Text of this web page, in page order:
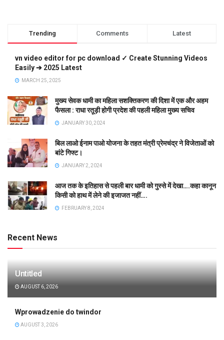
Trending Comments Latest
vn video editor for pc download ✓ Create Stunning Videos
Easily ➔ 2025 Latest
MARCH 25, 2025
मुख्य सेवक धामी का महिला सशक्तिकरण की दिशा में एक और अहम
फैसला : राधा रतूड़ी होगी प्रदेश की पहली महिला मुख्य सचिव
JANUARY 30, 2024
बिल लाओ ईनाम पाओ योजना के तहत मंत्री प्रेमचंद्र ने विजेताओं को
बांटे गिफ्ट।
JANUARY 2, 2024
आज तक के इतिहास से पहली बार धामी को गुस्से में देखा….कहा कानून
किसी को हाथ में लेने की इजाजत नहीं….
FEBRUARY 8, 2024
Recent News
Untitled
AUGUST 6, 2026
Wprowadzenie do twindor
AUGUST 3, 2026